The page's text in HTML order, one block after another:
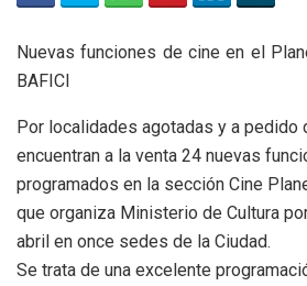
Nuevas funciones de cine en el
BAFICI
Por localidades agotadas y a pedido
encuentran a la venta 24 nuevas
programados en la sección Cine
que organiza Ministerio de Cultura
abril en once sedes de la Ciudad.
Se trata de una excelente